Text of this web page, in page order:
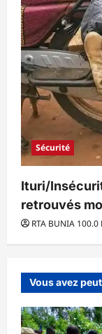
Sécurité
Ituri/
retrouvés
RTA BUNIA 100.0
Vous avez